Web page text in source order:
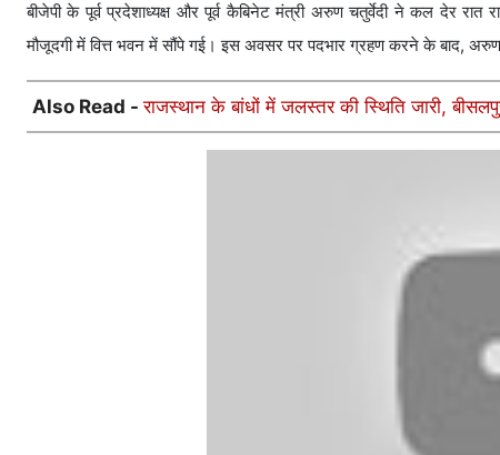
बीजेपी के पूर्व प्रदेशाध्यक्ष और पूर्व कैबिनेट मंत्री अरुण चतुर्वेदी ने कल देर रात
मौजूदगी में वित्त भवन में सौंपे गई। इस अवसर पर पदभार ग्रहण करने के बाद, अरुण
Also Read -राजस्थान के बांधों में जलस्तर की स्थिति जारी,